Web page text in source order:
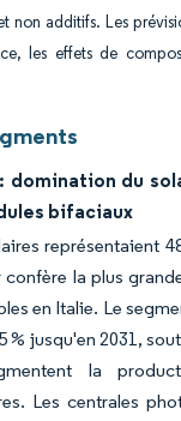
non additifs. Les
les effets de
domination du
bifaciaux
représentaient
confère la plus
en Italie. Le
% jusqu'en 2031,
la
Les centrales